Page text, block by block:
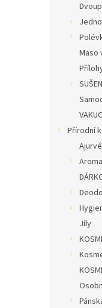
Maso
Přírodní
Jíly